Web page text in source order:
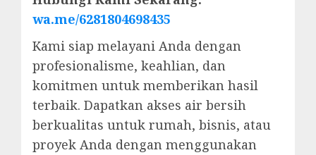
wa.me/6281804698435
Kami siap melayani Anda dengan
profesionalisme, keahlian, dan
komitmen untuk memberikan hasil
terbaik. Dapatkan akses air bersih
berkualitas untuk rumah, bisnis, atau
proyek Anda dengan menggunakan